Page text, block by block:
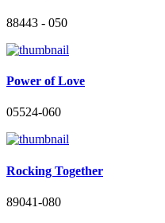
88443 - 050
Power of Love
05524-060
Rocking Together
89041-080